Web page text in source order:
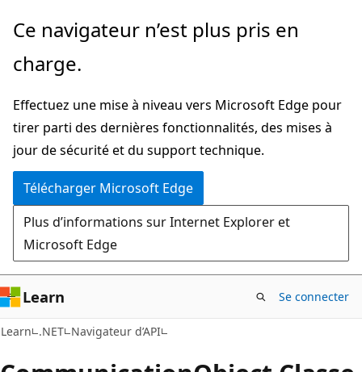
Passer
directement
au
principal
Passer
la
dans
la
page
Ce navigateur n’est plus pris en
charge.
Effectuez une mise à niveau vers Microsoft Edge pour
tirer parti des dernières fonctionnalités, des mises à
jour de sécurité et du support technique.
Télécharger Microsoft Edge
Plus d’informations sur Internet Explorer et
Microsoft Edge
Learn Se connecter
Learn .NET Navigateur d’API